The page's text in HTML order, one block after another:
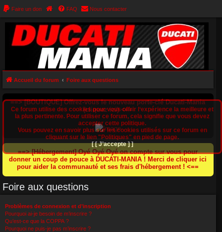
Faire un don FAQ Nous contacter
Accueil du forum Foire aux questions
==> [BOUTIQUE] Offrez-vous le nouveau porte-clé Ducati-Mania
(cliquez ici) <==
==> [Hébergement] Oyé Oyé Oyé on compte sur vous pour
donner un coup de pouce à DUCATI-MANIA ! Merci de cliquer ici
pour aider la communauté et ses frais d'hébergement ! <==
Foire aux questions
Problèmes de connexion et d’inscription
Pourquoi ai-je besoin de m’inscrire ?
Qu’est-ce que la COPPA ?
Pourquoi ne puis-je pas m’inscrire ?
Ce forum utilise des cookies pour vous offrir l‘expérience la meilleure et
la plus pertinente. Pour utiliser ce forum, cela signifie que vous devez
accepter cette politique.
Vous pouvez en savoir plus sur les cookies utilisés sur ce forum en
cliquant sur le lien "Politiques" en pied de page.
[ [ J’accepte ] ]